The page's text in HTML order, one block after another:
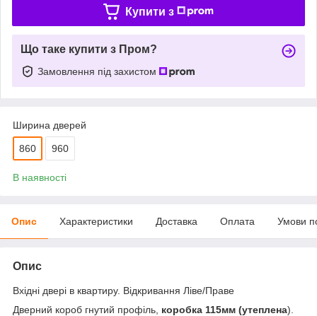
Купити з
Що таке купити з Пром?
Замовлення під захистом
Ширина дверей
860 960
В наявності
Опис Характеристики Доставка Оплата Умови
Опис
Вхідні двері в квартиру. Відкривання Ліве/Праве
Дверний короб гнутий профіль, коробка 115мм (утеплена).